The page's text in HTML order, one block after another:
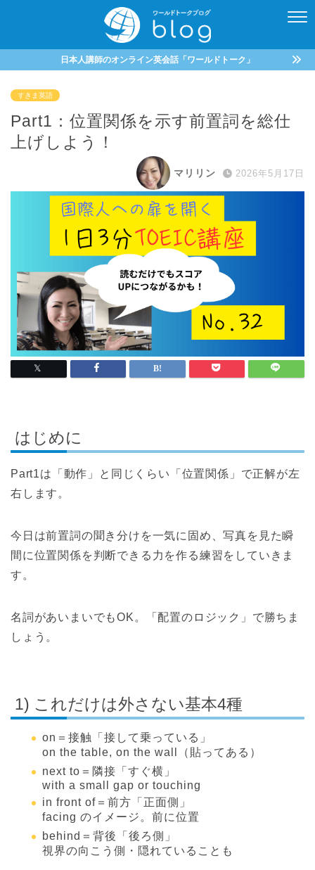
日本人講師のオンライン英会話「ワールドトーク」
すきま英語
Part1：位置関係を示す前置詞を総仕
上げしよう！
マリリン 2026年5月17日
はじめに
Part1は「動作」と同じくらい「位置関係」で正解が左
右します。
今日は前置詞の聞き分けを一気に固め、写真を見た瞬
間に位置関係を判断できる力を作る練習をしていきま
す。
名詞があいまいでもOK。「配置のロジック」で勝ちま
しょう。
1) これだけは外さない基本4種
on＝接触「接して乗っている」
on the table, on the wall（貼ってある）
next to＝隣接「すぐ横」
with a small gap or touching
in front of＝前方「正面側」
facing のイメージ。前に位置
behind＝背後「後ろ側」
視界の向こう側・隠れていることも